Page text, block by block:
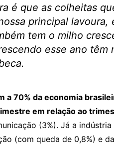
é que as colheitas
principal
tem o milho
esse ano têm
a 70% da economia
em relação ao
(3%). Já a
(com queda de 0,8%) e